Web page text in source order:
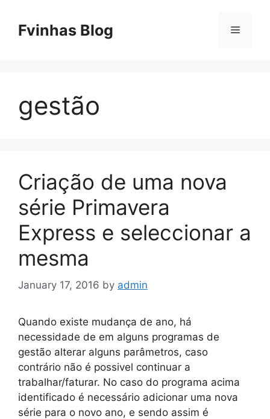
contentFvinhas Blog Menu
gestão
Criação de uma nova
série Primavera
Express e seleccionar a
mesma
January 17, 2016 by admin
Quando existe mudança de ano, há
necessidade de em alguns programas de
gestão alterar alguns parâmetros, caso
contrário não é possivel continuar a
trabalhar/faturar. No caso do programa acima
identificado é necessário adicionar uma nova
série para o novo ano, e sendo assim é